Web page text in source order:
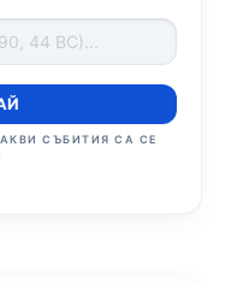
СЪБИТИЯ СА СЕ